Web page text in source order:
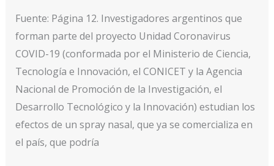
Fuente: Página 12. Investigadores argentinos que
forman parte del proyecto Unidad Coronavirus
COVID-19 (conformada por el Ministerio de Ciencia,
Tecnología e Innovación, el CONICET y la Agencia
Nacional de Promoción de la Investigación, el
Desarrollo Tecnológico y la Innovación) estudian los
efectos de un spray nasal, que ya se comercializa en
el país, que podría